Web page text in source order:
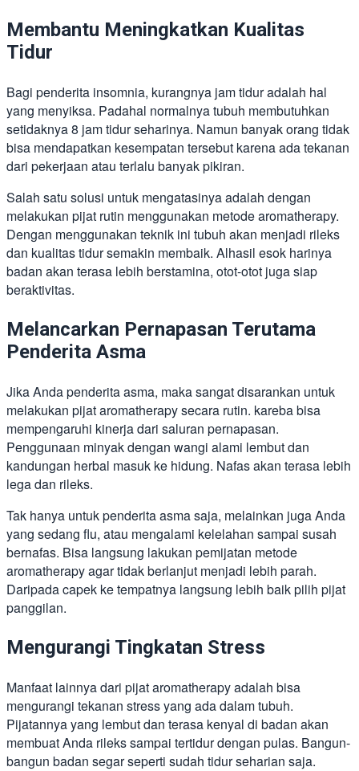
Membantu Meningkatkan Kualitas
Tidur
Bagi penderita insomnia, kurangnya jam tidur adalah hal
yang menyiksa. Padahal normalnya tubuh membutuhkan
setidaknya 8 jam tidur seharinya. Namun banyak orang tidak
bisa mendapatkan kesempatan tersebut karena ada tekanan
dari pekerjaan atau terlalu banyak pikiran.
Salah satu solusi untuk mengatasinya adalah dengan
melakukan pijat rutin menggunakan metode aromatherapy.
Dengan menggunakan teknik ini tubuh akan menjadi rileks
dan kualitas tidur semakin membaik. Alhasil esok harinya
badan akan terasa lebih berstamina, otot-otot juga siap
beraktivitas.
Melancarkan Pernapasan Terutama
Penderita Asma
Jika Anda penderita asma, maka sangat disarankan untuk
melakukan pijat aromatherapy secara rutin. kareba bisa
mempengaruhi kinerja dari saluran pernapasan.
Penggunaan minyak dengan wangi alami lembut dan
kandungan herbal masuk ke hidung. Nafas akan terasa lebih
lega dan rileks.
Tak hanya untuk penderita asma saja, melainkan juga Anda
yang sedang flu, atau mengalami kelelahan sampai susah
bernafas. Bisa langsung lakukan pemijatan metode
aromatherapy agar tidak berlanjut menjadi lebih parah.
Daripada capek ke tempatnya langsung lebih baik pilih pijat
panggilan.
Mengurangi Tingkatan Stress
Manfaat lainnya dari pijat aromatherapy adalah bisa
mengurangi tekanan stress yang ada dalam tubuh.
Pijatannya yang lembut dan terasa kenyal di badan akan
membuat Anda rileks sampai tertidur dengan pulas. Bangun-
bangun badan segar seperti sudah tidur seharian saja.